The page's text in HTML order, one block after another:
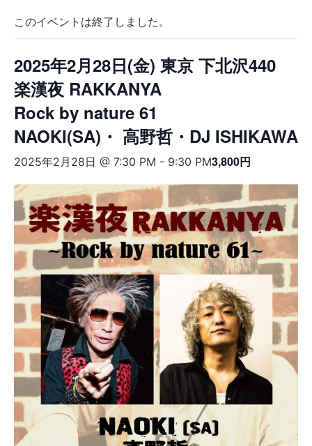
このイベントは終了しました。
2025年2月28日(金) 東京 下北沢440
楽漢夜 RAKKANYA
Rock by nature 61
NAOKI(SA)・ 高野哲・DJ ISHIKAWA
2025年2月28日 @ 7:30 PM - 9:30 PM3,800円